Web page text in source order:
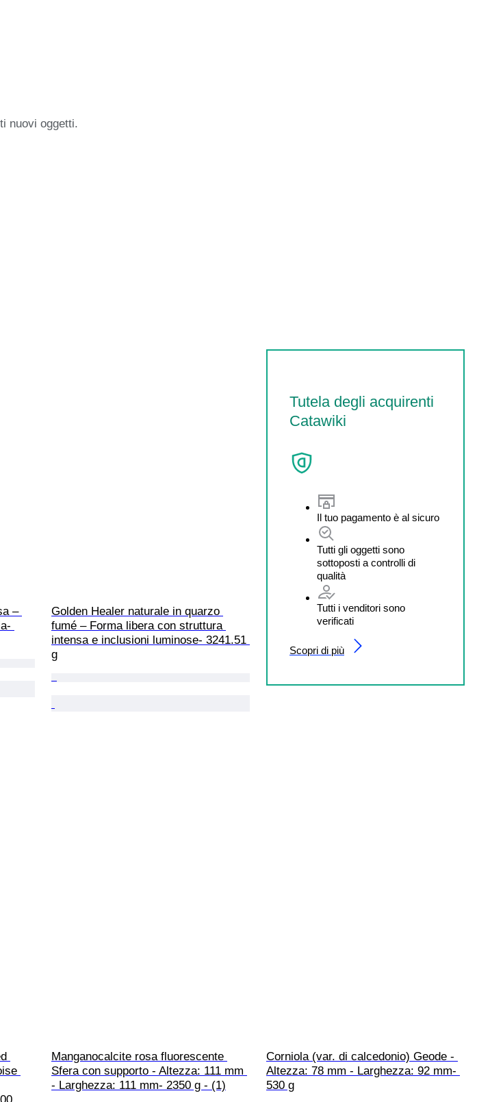
nuovi oggetti.
Tutela degli acquirenti
Catawiki
Il tuo pagamento è al sicuro
Tutti gli oggetti sono
sottoposti a controlli di
qualità
Tutti i venditori sono
verificati
Scopri di più
–
Golden Healer naturale in quarzo
fumé – Forma libera con struttura
intensa e inclusioni luminose- 3241.51
g
Manganocalcite rosa fluorescente
Sfera con supporto - Altezza: 111 mm
- Larghezza: 111 mm- 2350 g - (1)
Corniola (var. di calcedonio) Geode -
Altezza: 78 mm - Larghezza: 92 mm-
530 g